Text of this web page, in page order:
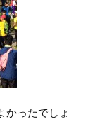
かったでしょ